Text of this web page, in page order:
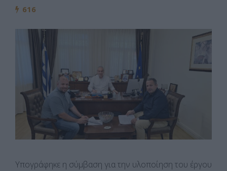
616
Υπογράφηκε η σύμβαση για την υλοποίηση του έργου